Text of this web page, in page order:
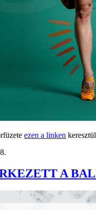
ezen a linken
A